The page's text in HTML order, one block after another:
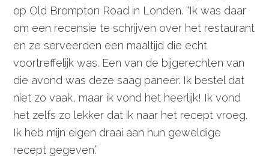
op Old Brompton Road in Londen. “Ik was daar
om een recensie te schrijven over het restaurant
en ze serveerden een maaltijd die echt
voortreffelijk was. Een van de bijgerechten van
die avond was deze saag paneer. Ik bestel dat
niet zo vaak, maar ik vond het heerlijk! Ik vond
het zelfs zo lekker dat ik naar het recept vroeg.
Ik heb mijn eigen draai aan hun geweldige
recept gegeven.”